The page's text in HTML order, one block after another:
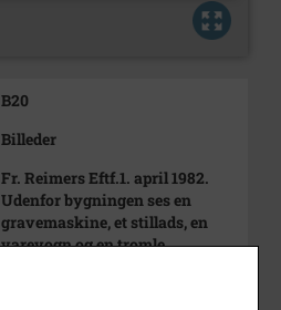
B20
Billeder
Fr. Reimers Eftf.1. april 1982.
Udenfor bygningen ses en
gravemaskine, et stillads, en
varevogn og en tromle.